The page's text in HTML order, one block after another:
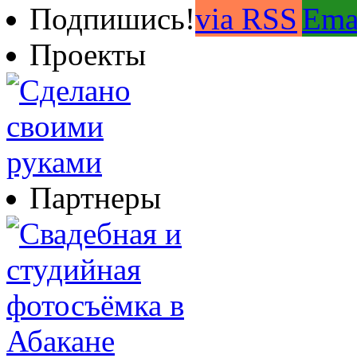
Подпишись!
Проекты
Партнеры